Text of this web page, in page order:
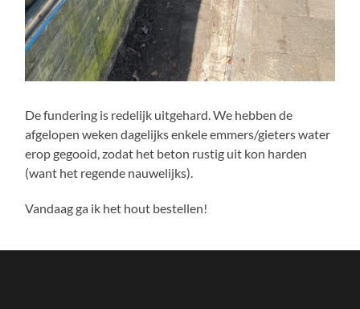
De fundering is redelijk uitgehard. We hebben de
afgelopen weken dagelijks enkele emmers/gieters water
erop gegooid, zodat het beton rustig uit kon harden
(want het regende nauwelijks).
Vandaag ga ik het hout bestellen!